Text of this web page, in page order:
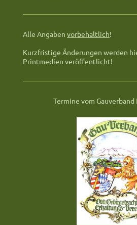
Alle Angaben vorbehaltlich!
Kurzfristige Änderungen werden
Printmedien veröffentlicht!
Termine vom